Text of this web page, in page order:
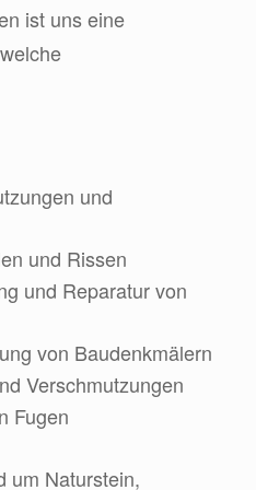
ist uns eine
und
und Rissen
und Reparatur von
von Baudenkmälern
Verschmutzungen
Fugen
um Naturstein,